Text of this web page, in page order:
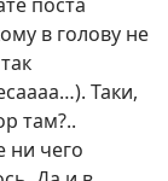
в голову не
Таки,
там?..
ни чего